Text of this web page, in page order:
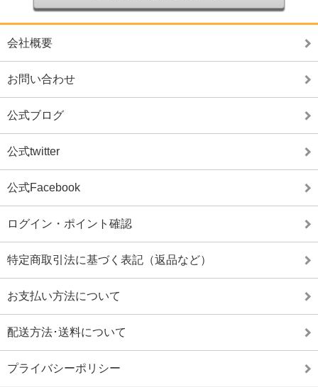
会社概要
お問い合わせ
公式ブログ
公式twitter
公式Facebook
ログイン・ポイント確認
特定商取引法に基づく表記（返品など）
お支払い方法について
配送方法･送料について
プライバシーポリシー